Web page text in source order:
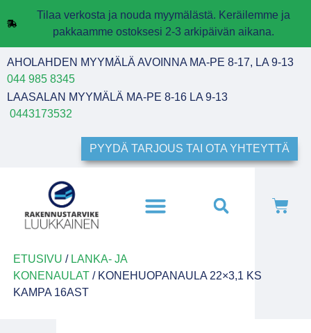
Tilaa verkosta ja nouda myymälästä. Keräilemme ja
pakkaamme ostoksesi 2-3 arkipäivän aikana.
AHOLAHDEN MYYMÄLÄ AVOINNA MA-PE 8-17, LA 9-13
044 985 8345
LAASALAN MYYMÄLÄ MA-PE 8-16 LA 9-13
0443173532
PYYDÄ TARJOUS TAI OTA YHTEYTTÄ
ETUSIVU / LANKA- JA
KONENAULAT/ KONEHUOPANAULA 22×3,1 KS
KAMPA 16AST